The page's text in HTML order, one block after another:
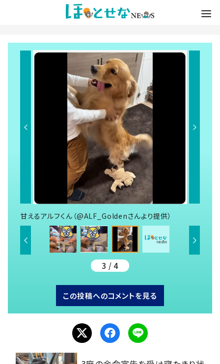
甘えるアルフくん（@ALF_Goldenさんより提供）
3 / 4
この投稿へのコメントを見る